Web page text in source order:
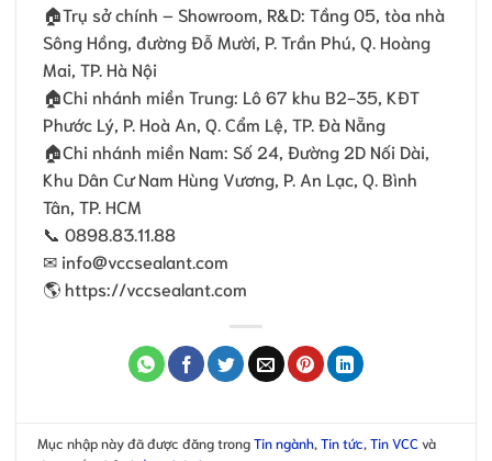
🏠Trụ sở chính – Showroom, R&D: Tầng 05, tòa nhà
Sông Hồng, đường Đỗ Mười, P. Trần Phú, Q. Hoàng
Mai, TP. Hà Nội
🏠Chi nhánh miền Trung: Lô 67 khu B2-35, KĐT
Phước Lý, P. Hoà An, Q. Cẩm Lệ, TP. Đà Nẵng
🏠Chi nhánh miền Nam: Số 24, Ðường 2D Nối Dài,
Khu Dân Cư Nam Hùng Vương, P. An Lạc, Q. Bình
Tân, TP. HCM
📞 0898.83.11.88
✉ info@vccsealant.com
🌎 https://vccsealant.com
Mục nhập này đã được đăng trongTin ngành ,Tin tức ,Tin VCC và